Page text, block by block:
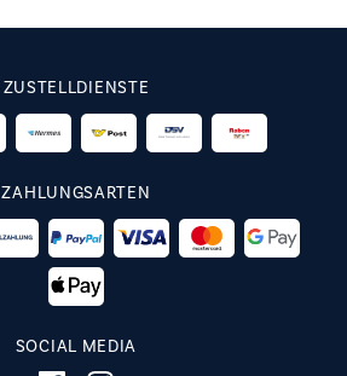
ZUSTELLDIENSTE
ZAHLUNGSARTEN
SOCIAL MEDIA